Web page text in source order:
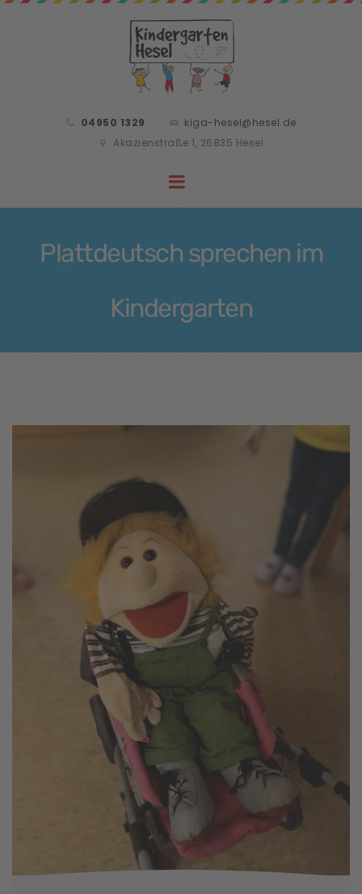
04950 1329
kiga-hesel@hesel.de
Akazienstraße 1, 26835 Hesel
Plattdeutsch sprechen im
Kindergarten